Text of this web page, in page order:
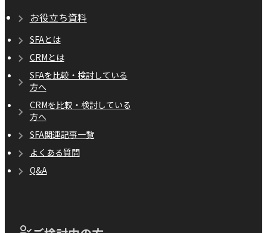
お役立ち資料
SFAとは
CRMとは
SFAを比較・検討している
方へ
CRMを比較・検討している
方へ
SFA関連記事一覧
よくある質問
Q&A